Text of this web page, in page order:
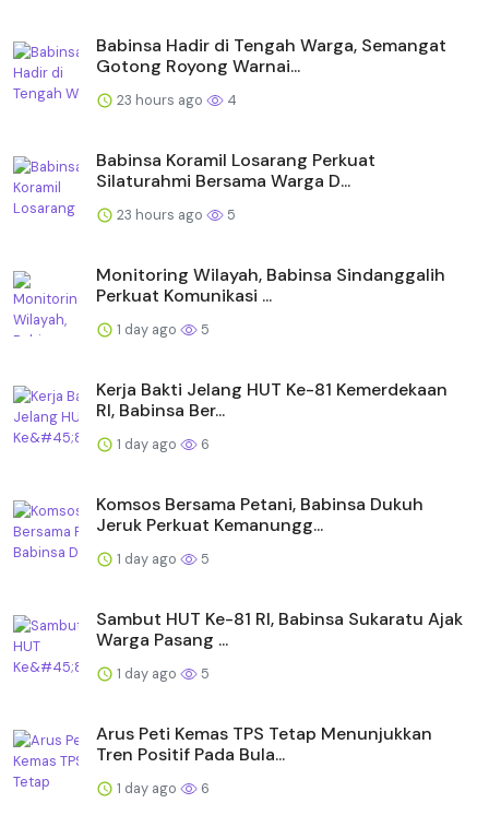
Babinsa Hadir di Tengah Warga, Semangat
Gotong Royong Warnai...
23 hours ago 4
Babinsa Koramil Losarang Perkuat
Silaturahmi Bersama Warga D...
23 hours ago 5
Monitoring Wilayah, Babinsa Sindanggalih
Perkuat Komunikasi ...
1 day ago 5
Kerja Bakti Jelang HUT Ke-81 Kemerdekaan
RI, Babinsa Ber...
1 day ago 6
Komsos Bersama Petani, Babinsa Dukuh
Jeruk Perkuat Kemanungg...
1 day ago 5
Sambut HUT Ke-81 RI, Babinsa Sukaratu Ajak
Warga Pasang ...
1 day ago 5
Arus Peti Kemas TPS Tetap Menunjukkan
Tren Positif Pada Bula...
1 day ago 6